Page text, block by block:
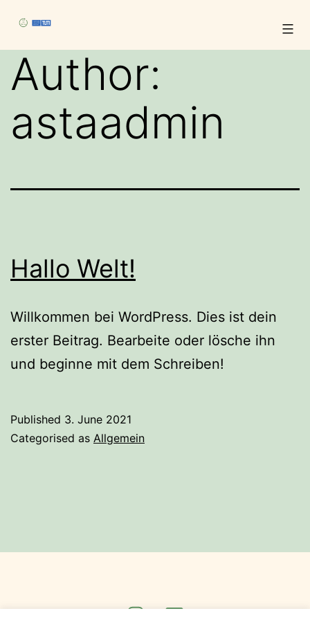
content
Author:
astaadmin
Hallo Welt!
Willkommen bei WordPress. Dies ist dein
erster Beitrag. Bearbeite oder lösche ihn
und beginne mit dem Schreiben!
Published 3. June 2021
Categorised as Allgemein
Instagram
E-